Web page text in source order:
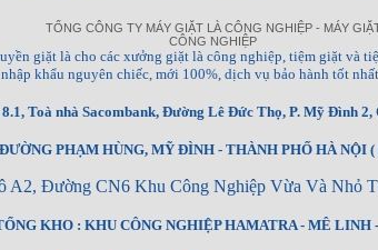
TỔNG CÔNG TY MÁY GIẶT LÀ CÔNG NGHIỆP - MÁY
CÔNG NGHIỆP
giặt là cho các xưởng giặt là công nghiệp, tiệm giặt và
khẩu nguyên chiếc, mới 100%, dịch vụ bảo hành tốt
Toà nhà Sacombank, Đường Lê Đức Thọ, P. Mỹ Đình
PHẠM HÙNG, MỸ ĐÌNH - THÀNH PHỐ HÀ NỘI
A2, Đường CN6 Khu Công Nghiệp Vừa Và Nhỏ
KHO : KHU CÔNG NGHIỆP HAMATRA - MÊ LINH